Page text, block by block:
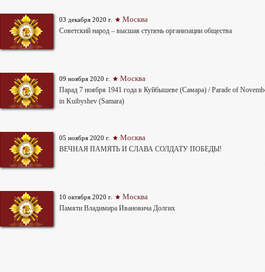
03 декабря 2020 г. Москва
Советский народ – высшая ступень организации общества
09 ноября 2020 г. Москва
Парад 7 ноября 1941 года в Куйбышеве (Самара) / Parade of
in Kuibyshev (Samara)
05 ноября 2020 г. Москва
ВЕЧНАЯ ПАМЯТЬ И СЛАВА СОЛДАТУ ПОБЕДЫ!
10 октября 2020 г. Москва
Памяти Владимира Ивановича Долгих